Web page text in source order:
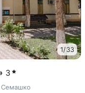
1/33
3
Семашко